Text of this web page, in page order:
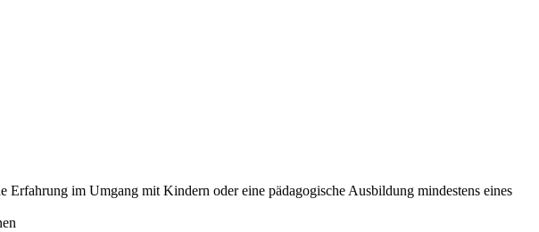
im Umgang mit Kindern oder eine pädagogische Ausbildung mindestens eines